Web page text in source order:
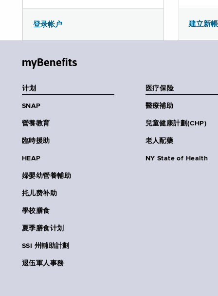
登录帐户 建立新
myBenefits
计划
SNAP
營養教育
臨時援助
HEAP
婦嬰幼營養輔助
扥儿费补助
學校膳食
夏季膳食计划
SSI 州輔助計劃
退伍軍人事務
医疗保险
醫療補助
兒童健康計劃(CHP)
老人配藥
NY State of Health